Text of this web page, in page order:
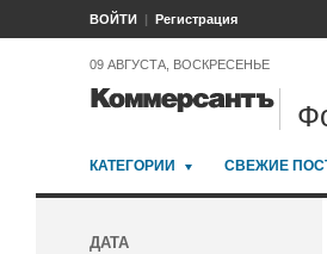
ВОЙТИ Регистрация
09 АВГУСТА, ВОСКРЕСЕНЬЕ
КАТЕГОРИИ СВЕЖИЕ
ДАТА